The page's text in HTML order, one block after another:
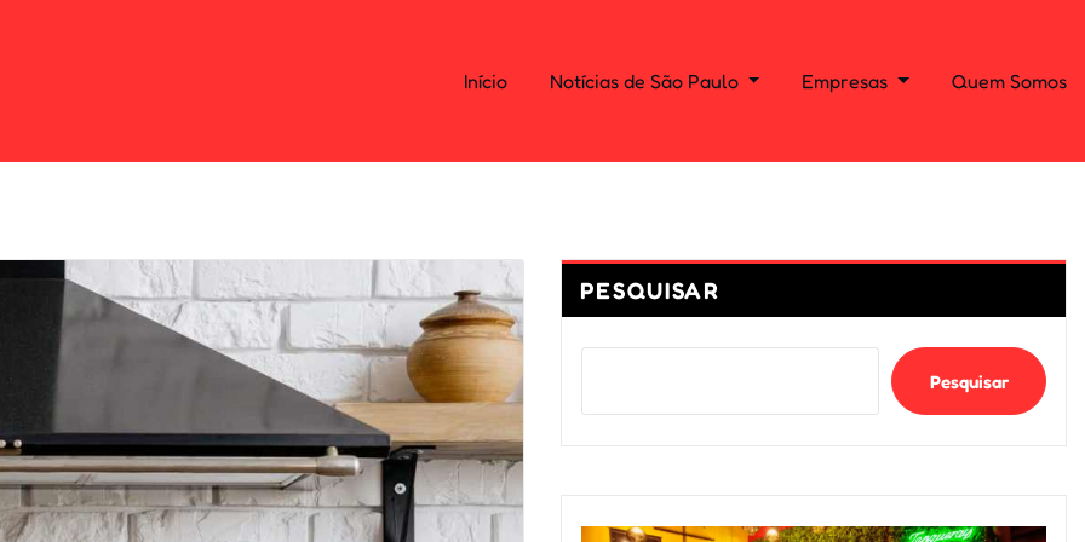
Início Notícias de São Paulo Empresas Quem Somos
PESQUISAR
Pesquisar